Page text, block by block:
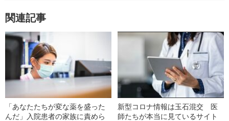
関連記事
「あなたたちが変な薬を盛った
んだ」入院患者の家族に責めら
新型コロナ情報は玉石混交 医
師たちが本当に見ているサイト